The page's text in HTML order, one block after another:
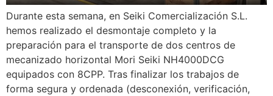
Durante esta semana, en Seiki Comercialización S.L.
hemos realizado el desmontaje completo y la
preparación para el transporte de dos centros de
mecanizado horizontal Mori Seiki NH4000DCG
equipados con 8CPP. Tras finalizar los trabajos de
forma segura y ordenada (desconexión, verificación,